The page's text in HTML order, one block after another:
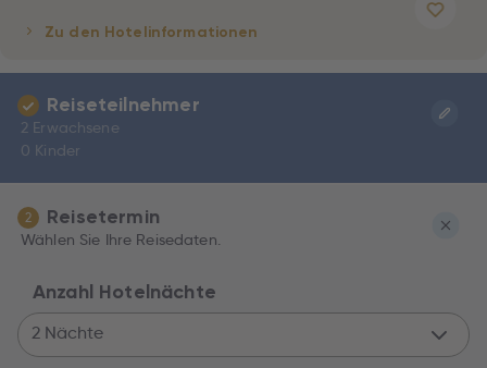
Zu den Hotelinformationen
Reiseteilnehmer
2 Erwachsene
0 Kinder
2 Reisetermin
Wählen Sie Ihre Reisedaten.
Anzahl Hotelnächte
2 Nächte